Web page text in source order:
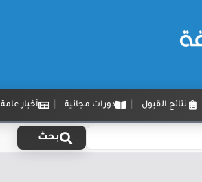
نتائج القبول دورات مجانية أخبار عامة
بحث